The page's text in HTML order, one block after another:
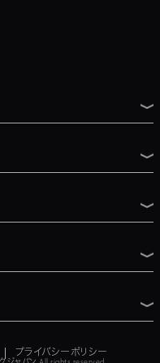
プライバシーポリシー